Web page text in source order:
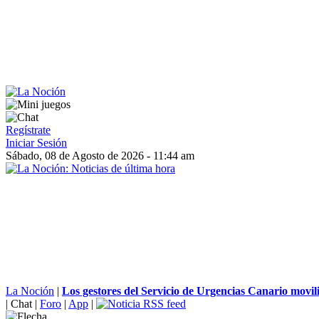
Regístrate
Iniciar Sesión
Sábado, 08 de Agosto de 2026 - 11:44 am
La Noción | Los gestores del Servicio de Urgencias Canario
| Chat | Foro | App |